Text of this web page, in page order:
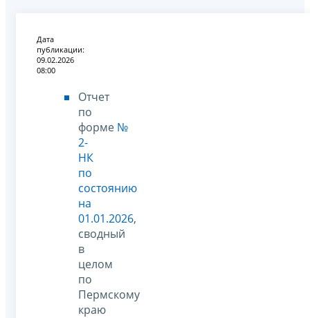
Дата
публикации:
09.02.2026
08:00
Отчет
по
форме №
2-
НК
по
состоянию
на
01.01.2026,
сводный
в
целом
по
Пермскому
краю